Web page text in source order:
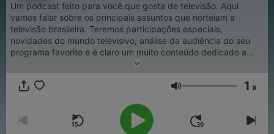
Um podcast feito para você que gosta de televisão. Aqui
vamos falar sobre os principais assuntos que norteiam a
televisão brasileira. Teremos participações especiais,
novidades do mundo televisivo, análise da audiência do seu
programa favorito e é claro um muito conteúdo dedicado a
nostalgia da TV. Tudo isso e muito mais só comigo Luis Carlos
você.
Volumen 1 x